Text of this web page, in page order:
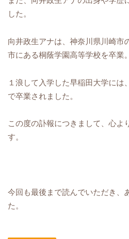
した。
向井政生アナは、神奈川県川崎市
市にある桐蔭学園高等学校を卒業。
１浪して入学した早稲田大学には
で卒業されました。
この度の訃報につきまして、心よ
す。
今回も最後まで読んでいただき、
た。